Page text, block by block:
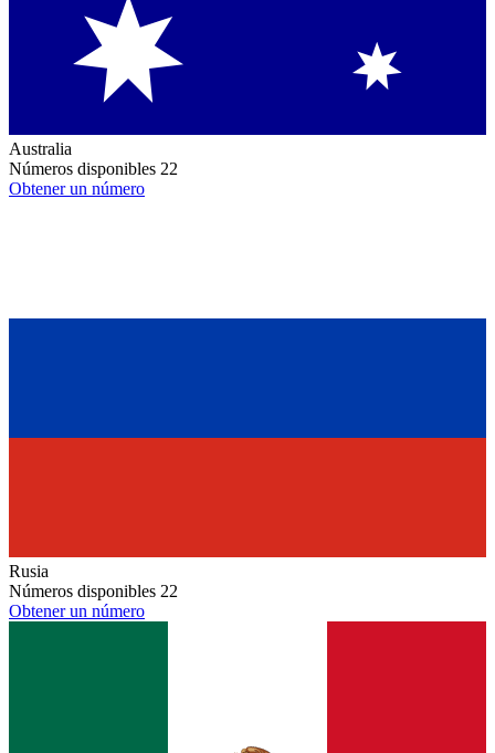
Australia
Números disponibles 22
Obtener un número
Rusia
Números disponibles 22
Obtener un número